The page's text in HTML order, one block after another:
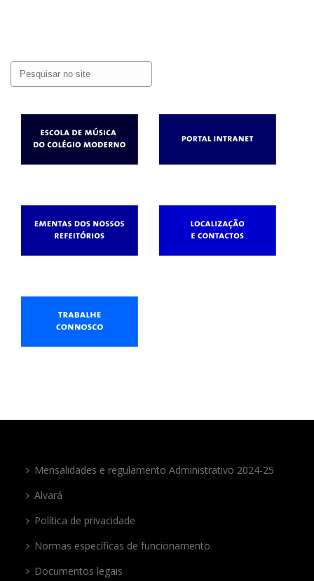
Pesquisar
Mensalidades e regulamento Administrativo 2024-25
Alvará
Política de privacidade
Normas específicas de funcionamento
Documentos legais